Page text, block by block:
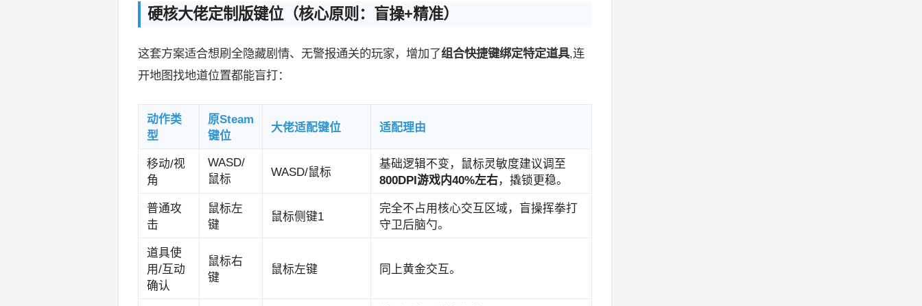
硬核大佬定制版键位（核心原则：盲操+精准）
这套方案适合想刷全隐藏剧情、无警报通关的玩家，增加了组合快捷键绑定特定道具,连
开地图找地道位置都能盲打：
动作类
型
原Steam
键位
大佬适配键位 适配理由
移动/视
角
WASD/
鼠标
WASD/鼠标
基础逻辑不变，鼠标灵敏度建议调至
800DPI游戏内40%左右，撬锁更稳。
普通攻
击
鼠标左
键
鼠标侧键1
完全不占用核心交互区域，盲操挥拳打
守卫后脑勺。
道具使
用/互动
确认
鼠标右
键
鼠标左键 同上黄金交互。